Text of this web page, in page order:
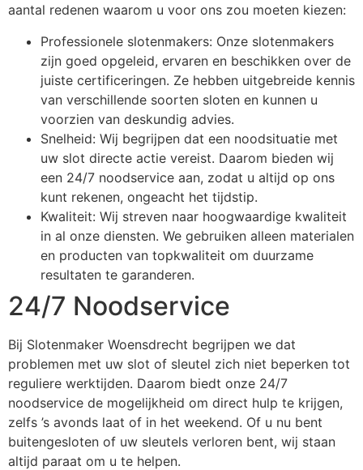
aantal redenen waarom u voor ons zou moeten kiezen:
Professionele slotenmakers: Onze slotenmakers
zijn goed opgeleid, ervaren en beschikken over de
juiste certificeringen. Ze hebben uitgebreide kennis
van verschillende soorten sloten en kunnen u
voorzien van deskundig advies.
Snelheid: Wij begrijpen dat een noodsituatie met
uw slot directe actie vereist. Daarom bieden wij
een 24/7 noodservice aan, zodat u altijd op ons
kunt rekenen, ongeacht het tijdstip.
Kwaliteit: Wij streven naar hoogwaardige kwaliteit
in al onze diensten. We gebruiken alleen materialen
en producten van topkwaliteit om duurzame
resultaten te garanderen.
24/7 Noodservice
Bij Slotenmaker Woensdrecht begrijpen we dat
problemen met uw slot of sleutel zich niet beperken tot
reguliere werktijden. Daarom biedt onze 24/7
noodservice de mogelijkheid om direct hulp te krijgen,
zelfs ’s avonds laat of in het weekend. Of u nu bent
buitengesloten of uw sleutels verloren bent, wij staan
altijd paraat om u te helpen.